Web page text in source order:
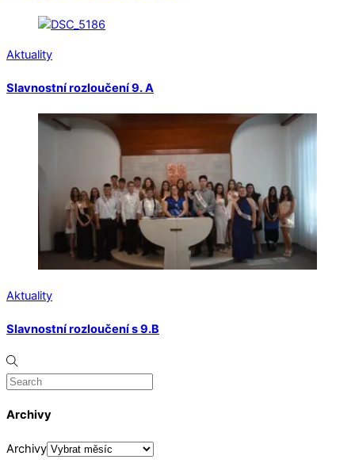
Aktuality
Slavnostní rozloučení 9. A
Aktuality
Slavnostní rozloučení s 9.B
Archivy
Archivy